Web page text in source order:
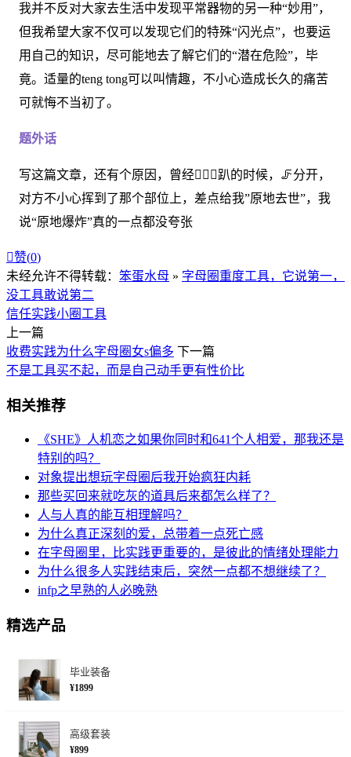
我并不反对大家去生活中发现平常器物的另一种“妙用”，
但我希望大家不仅可以发现它们的特殊“闪光点”，也要运
用自己的知识，尽可能地去了解它们的“潜在危险”，毕
竟。适量的teng tong可以叫情趣，不小心造成长久的痛苦
可就悔不当初了。
题外话
写这篇文章，还有个原因，曾经🧎🏻‍♂️趴的时候，🦵分开，
对方不小心挥到了那个部位上，差点给我”原地去世”，我
说“原地爆炸”真的一点都没夸张
赞(0)
未经允许不得转载： 笨蛋水母 » 字母圈重度工具，它说第一，
没工具敢说第二
信任实践小圈 工具
上一篇
收费实践为什么字母圈女s偏多 下一篇
不是工具买不起，而是自己动手更有性价比
相关推荐
《SHE》人机恋之如果你同时和641个人相爱，那我还是
特别的吗？
对象提出想玩字母圈后我开始疯狂内耗
那些买回来就吃灰的道具后来都怎么样了？
人与人真的能互相理解吗？
为什么真正深刻的爱，总带着一点死亡感
在字母圈里，比实践更重要的，是彼此的情绪处理能力
为什么很多人实践结束后，突然一点都不想继续了？
infp之早熟的人必晚熟
精选产品
毕业装备
¥1899
高级套装
¥899